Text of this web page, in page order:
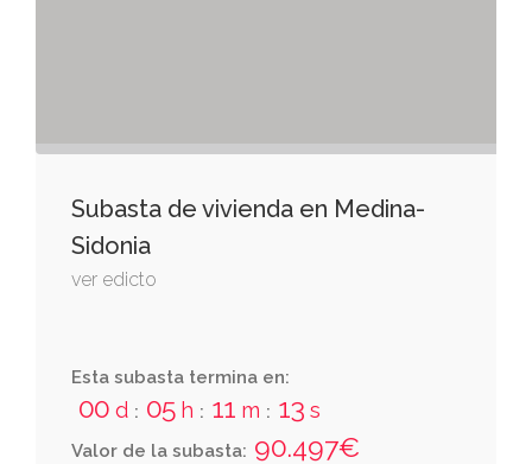
Subasta de vivienda en Medina-
Sidonia
ver edicto
Esta subasta termina en:
00 d : 05 h : 11 m : 12 s
Valor de la subasta: 90.497€